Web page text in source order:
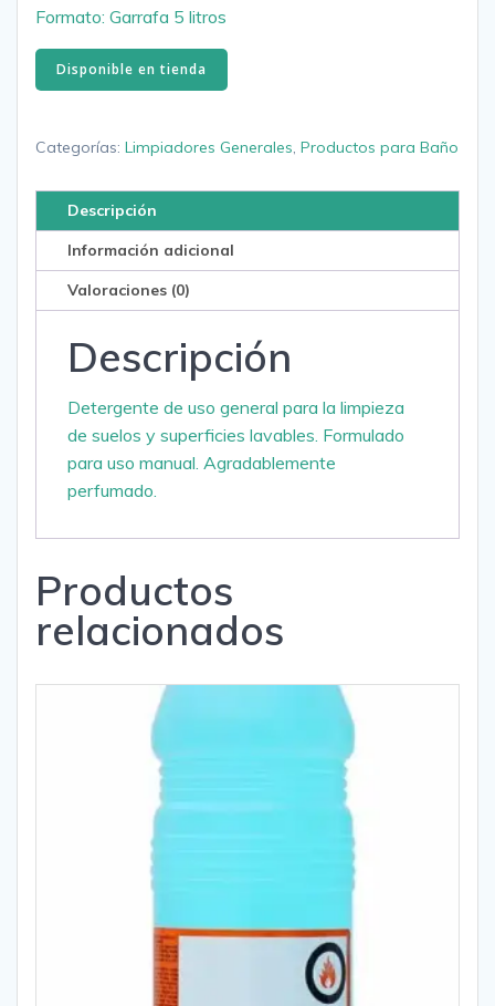
Formato: Garrafa 5 litros
Disponible en tienda
Categorías: Limpiadores Generales, Productos para Baño
Descripción
Información adicional
Valoraciones (0)
Descripción
Detergente de uso general para la limpieza
de suelos y superficies lavables. Formulado
para uso manual. Agradablemente
perfumado.
Productos
relacionados